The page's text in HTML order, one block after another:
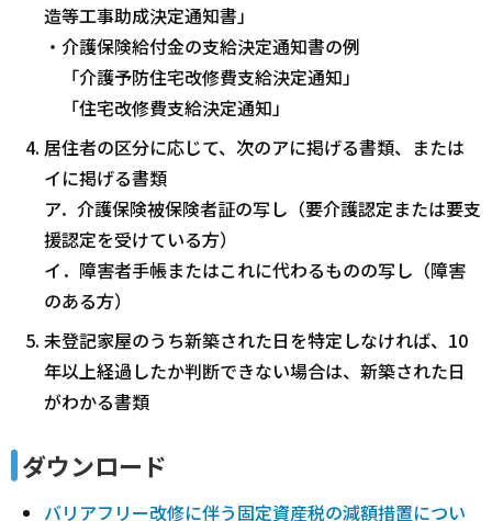
造等工事助成決定通知書」
・介護保険給付金の支給決定通知書の例
「介護予防住宅改修費支給決定通知」
「住宅改修費支給決定通知」
居住者の区分に応じて、次のアに掲げる書類、または
イに掲げる書類
ア．介護保険被保険者証の写し（要介護認定または要支
援認定を受けている方）
イ．障害者手帳またはこれに代わるものの写し（障害
のある方）
未登記家屋のうち新築された日を特定しなければ、10
年以上経過したか判断できない場合は、新築された日
がわかる書類
ダウンロード
バリアフリー改修に伴う固定資産税の減額措置につい